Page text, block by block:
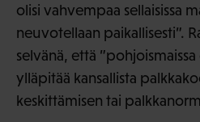
olisi vahvempaa sellaisissa
neuvotellaan paikallisesti”.
selvänä, että
ylläpitää kansallista
keskittämisen tai